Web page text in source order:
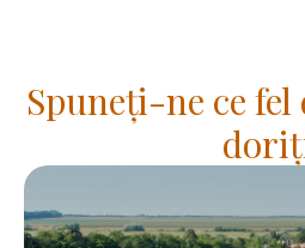
Spuneți-ne ce fel